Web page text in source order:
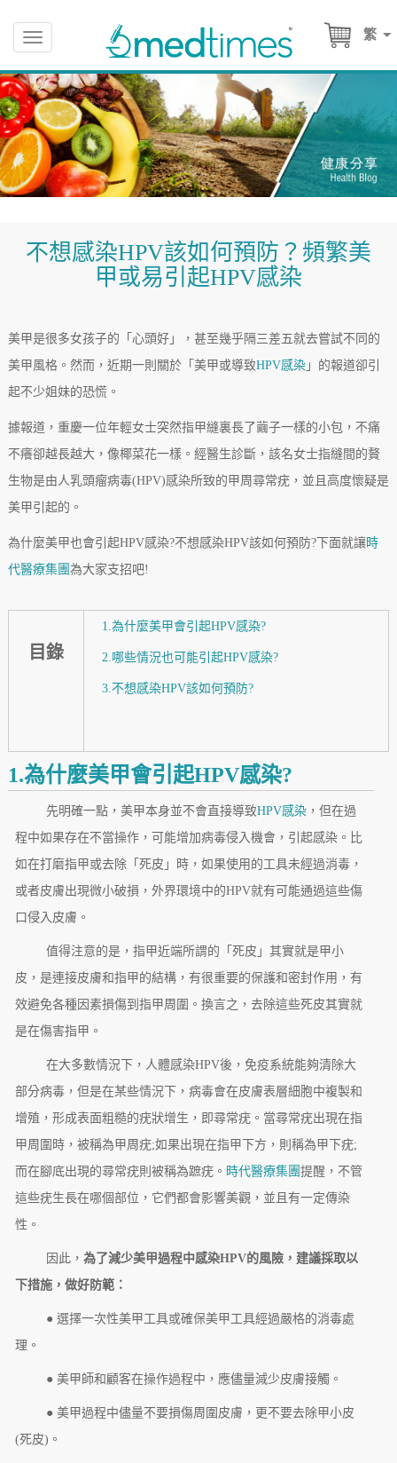
繁
Toggle
navigation
不想感染HPV該如何預防？頻繁美
甲或易引起HPV感染
美甲是很多女孩子的「心頭好」，甚至幾乎隔三差五就去嘗試不同的
美甲風格。然而，近期一則關於「美甲或導致HPV感染」的報道卻引
起不少姐妹的恐慌。
據報道，重慶一位年輕女士突然指甲縫裏長了繭子一樣的小包，不痛
不癢卻越長越大，像椰菜花一樣。經醫生診斷，該名女士指縫間的贅
生物是由人乳頭瘤病毒(HPV)感染所致的甲周尋常疣，並且高度懷疑是
美甲引起的。
為什麼美甲也會引起HPV感染?不想感染HPV該如何預防?下面就讓時
代醫療集團為大家支招吧!
目錄
1.為什麼美甲會引起HPV感染?
2.哪些情況也可能引起HPV感染?
3.不想感染HPV該如何預防?
1.為什麼美甲會引起HPV感染?
先明確一點，美甲本身並不會直接導致HPV感染，但在過
程中如果存在不當操作，可能增加病毒侵入機會，引起感染。比
如在打磨指甲或去除「死皮」時，如果使用的工具未經過消毒，
或者皮膚出現微小破損，外界環境中的HPV就有可能通過這些傷
口侵入皮膚。
值得注意的是，指甲近端所謂的「死皮」其實就是甲小
皮，是連接皮膚和指甲的結構，有很重要的保護和密封作用，有
效避免各種因素損傷到指甲周圍。換言之，去除這些死皮其實就
是在傷害指甲。
在大多數情況下，人體感染HPV後，免疫系統能夠清除大
部分病毒，但是在某些情況下，病毒會在皮膚表層細胞中複製和
增殖，形成表面粗糙的疣狀增生，即尋常疣。當尋常疣出現在指
甲周圍時，被稱為甲周疣;如果出現在指甲下方，則稱為甲下疣;
而在腳底出現的尋常疣則被稱為蹠疣。 時代醫療集團提醒，不管
這些疣生長在哪個部位，它們都會影響美觀，並且有一定傳染
性。
因此， 為了減少美甲過程中感染HPV的風險，建議採取以
下措施，做好防範：
● 選擇一次性美甲工具或確保美甲工具經過嚴格的消毒處
理。
● 美甲師和顧客在操作過程中，應儘量減少皮膚接觸。
● 美甲過程中儘量不要損傷周圍皮膚，更不要去除甲小皮
(死皮)。